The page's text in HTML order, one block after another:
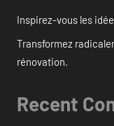
Inspirez-vous les
Transformez
rénovation.
Recent